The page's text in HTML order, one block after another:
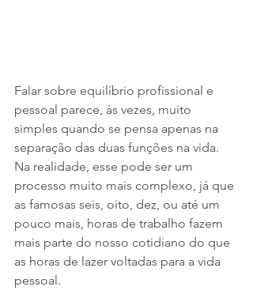
Falar sobre equilíbrio profissional e
pessoal parece, às vezes, muito
simples quando se pensa apenas na
separação das duas funções na vida.
Na realidade, esse pode ser um
processo muito mais complexo, já que
as famosas seis, oito, dez, ou até um
pouco mais, horas de trabalho fazem
mais parte do nosso cotidiano do que
as horas de lazer voltadas para a vida
pessoal.